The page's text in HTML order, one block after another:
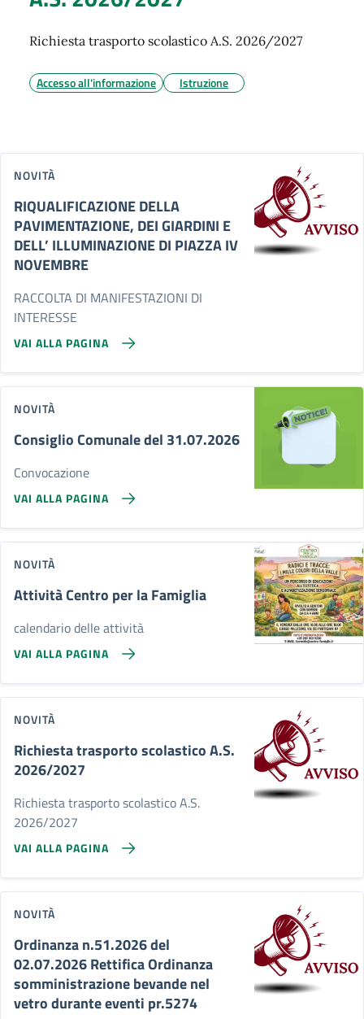
Richiesta trasporto scolastico A.S. 2026/2027
Accesso all'informazione Istruzione
NOVITÀ
RIQUALIFICAZIONE DELLA
PAVIMENTAZIONE, DEI GIARDINI E
DELL’ ILLUMINAZIONE DI PIAZZA IV
NOVEMBRE
RACCOLTA DI MANIFESTAZIONI DI
INTERESSE
VAI ALLA PAGINA
NOVITÀ
Consiglio Comunale del 31.07.2026
Convocazione
VAI ALLA PAGINA
NOVITÀ
Attività Centro per la Famiglia
calendario delle attività
VAI ALLA PAGINA
NOVITÀ
Richiesta trasporto scolastico A.S.
2026/2027
Richiesta trasporto scolastico A.S.
2026/2027
VAI ALLA PAGINA
NOVITÀ
Ordinanza n.51.2026 del
02.07.2026 Rettifica Ordinanza
somministrazione bevande nel
vetro durante eventi pr.5274